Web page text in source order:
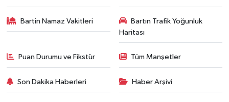
Bartin Namaz Vakitleri
Bartın Trafik Yoğunluk
Haritası
Puan Durumu ve Fikstür Tüm Manşetler
Son Dakika Haberleri Haber Arşivi